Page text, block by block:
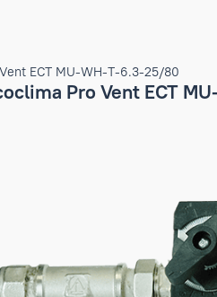
Ecoclima Pro Vent